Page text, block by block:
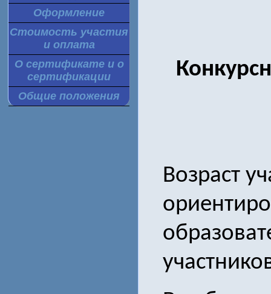
Оформление
Стоимость участия
и оплата
О сертификате и о
сертификации
Общие положения
Возраст